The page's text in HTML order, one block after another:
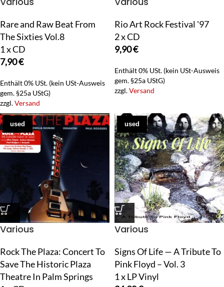
Rare and Raw Beat From
The Sixties Vol.8
1 x CD
7,90€
Enthält 0% USt. (kein USt-Ausweis
gem. §25a UStG)
zzgl.Versand
Rio Art Rock Festival '97
2 x CD
9,90€
Enthält 0% USt. (kein USt-Ausweis
gem. §25a UStG)
zzgl.Versand
used
Various
Rock The Plaza: Concert To
Save The Historic Plaza
Theatre In Palm Springs
used
Various
Signs Of Life — A Tribute To
Pink Floyd – Vol. 3
1 x LP Vinyl